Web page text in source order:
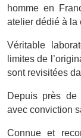
homme en
atelier dédié à la
Véritable
limites de
sont revisitées
Depuis près de
avec conviction
Connue et